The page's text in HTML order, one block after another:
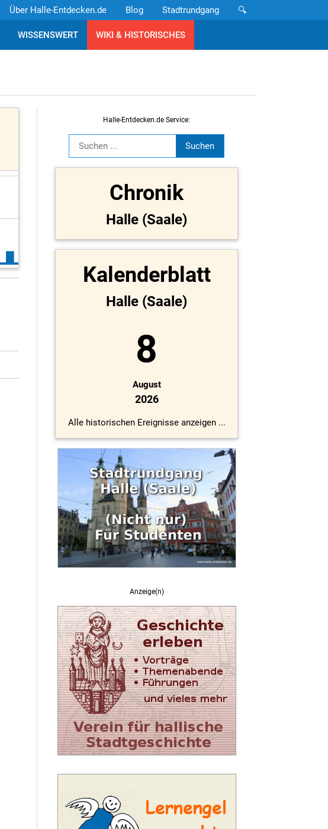
🔍
Stadtrundgang
Blog
Über Halle-Entdecken.de
WISSENSWERT WIKI & HISTORISCHES
Halle-Entdecken.de Service:
Chronik
Halle (Saale)
Kalenderblatt
Halle (Saale)
8
August
2026
Alle historischen Ereignisse anzeigen ...
Anzeige(n)